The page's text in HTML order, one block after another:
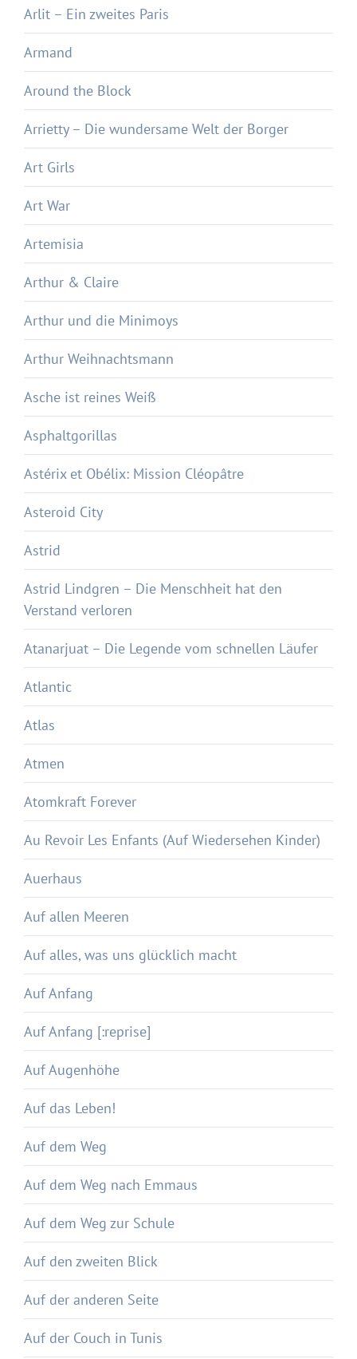
Arlit – Ein zweites Paris
Armand
Around the Block
Arrietty – Die wundersame Welt der Borger
Art Girls
Art War
Artemisia
Arthur & Claire
Arthur und die Minimoys
Arthur Weihnachtsmann
Asche ist reines Weiß
Asphaltgorillas
Astérix et Obélix: Mission Cléopâtre
Asteroid City
Astrid
Astrid Lindgren – Die Menschheit hat den
Verstand verloren
Atanarjuat – Die Legende vom schnellen Läufer
Atlantic
Atlas
Atmen
Atomkraft Forever
Au Revoir Les Enfants (Auf Wiedersehen Kinder)
Auerhaus
Auf allen Meeren
Auf alles, was uns glücklich macht
Auf Anfang
Auf Anfang [:reprise]
Auf Augenhöhe
Auf das Leben!
Auf dem Weg
Auf dem Weg nach Emmaus
Auf dem Weg zur Schule
Auf den zweiten Blick
Auf der anderen Seite
Auf der Couch in Tunis